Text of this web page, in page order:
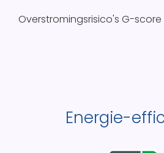
Overstromingsrisico's G-score
Energie-